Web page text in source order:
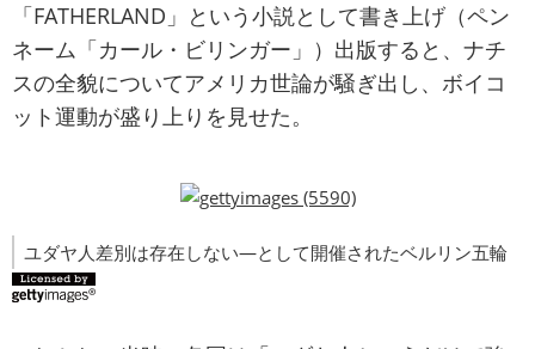
「FATHERLAND」という小説として書き上げ（ペン
ネーム「カール・ビリンガー」）出版すると、ナチ
スの全貌についてアメリカ世論が騒ぎ出し、ボイコ
ット運動が盛り上りを見せた。
ユダヤ人差別は存在しない―として開催されたベルリン五輪